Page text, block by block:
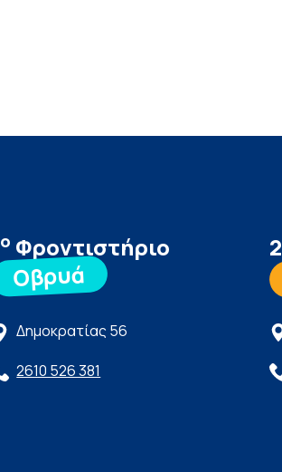
ο Φροντιστήριο
Οβρυά
Δημοκρατίας 56
2610 526 381
2